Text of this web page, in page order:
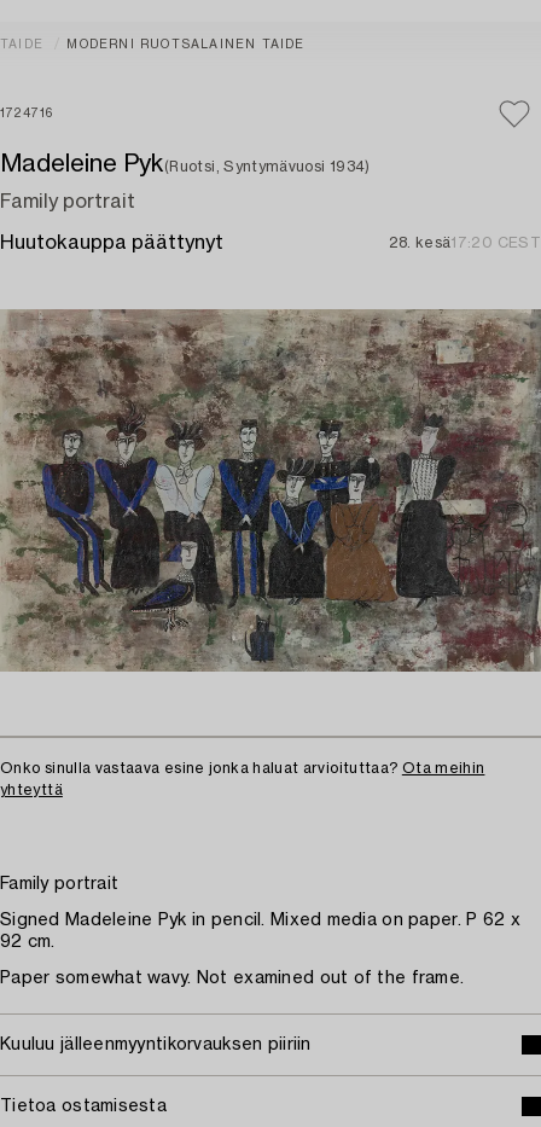
TAIDE MODERNI RUOTSALAINEN TAIDE
1724716
Madeleine Pyk(Ruotsi, Syntymävuosi 1934)
Family portrait
Huutokauppa päättynyt 28. kesä17:20 CEST
Onko sinulla vastaava esine jonka haluat arvioituttaa? Ota meihin
yhteyttä
Family portrait
Signed Madeleine Pyk in pencil. Mixed media on paper. P 62 x
92 cm.
Paper somewhat wavy. Not examined out of the frame.
Kuuluu jälleenmyyntikorvauksen piiriin
Tietoa ostamisesta